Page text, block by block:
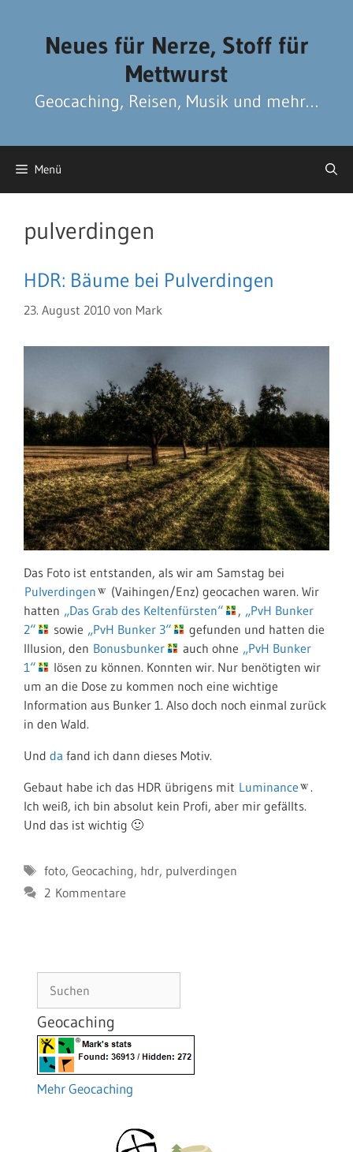
Neues für Nerze, Stoff für
Mettwurst
Geocaching, Reisen, Musik und mehr…
Menü
pulverdingen
HDR: Bäume bei Pulverdingen
23. August 2010 von Mark
Das Foto ist entstanden, als wir am Samstag bei
Pulverdingen
(Vaihingen/Enz) geocachen waren. Wir
hatten „Das Grab des Keltenfürsten“ , „PvH Bunker
2“
sowie „PvH Bunker 3“
gefunden und hatten die
Illusion, den Bonusbunker auch ohne „PvH Bunker
1“
lösen zu können. Konnten wir. Nur benötigten wir
um an die Dose zu kommen noch eine wichtige
Information aus Bunker 1. Also doch noch einmal zurück
in den Wald.
Und da fand ich dann dieses Motiv.
Gebaut habe ich das HDR übrigens mit Luminance
.
Ich weiß, ich bin absolut kein Profi, aber mir gefällts.
Und das ist wichtig 🙂
Schlagwörter
foto, Geocaching, hdr, pulverdingen
2 Kommentare
Geocaching
Mehr Geocaching